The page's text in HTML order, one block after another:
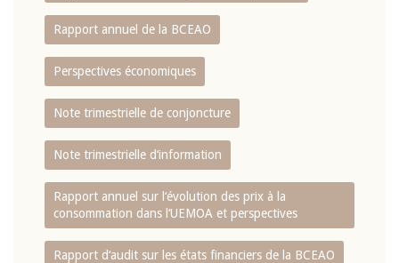
Rapport annuel de la BCEAO
Perspectives économiques
Note trimestrielle de conjoncture
Note trimestrielle d‘information
Rapport annuel sur l‘évolution des prix à la
consommation dans l‘UEMOA et perspectives
Rapport d‘audit sur les états financiers de la BCEAO